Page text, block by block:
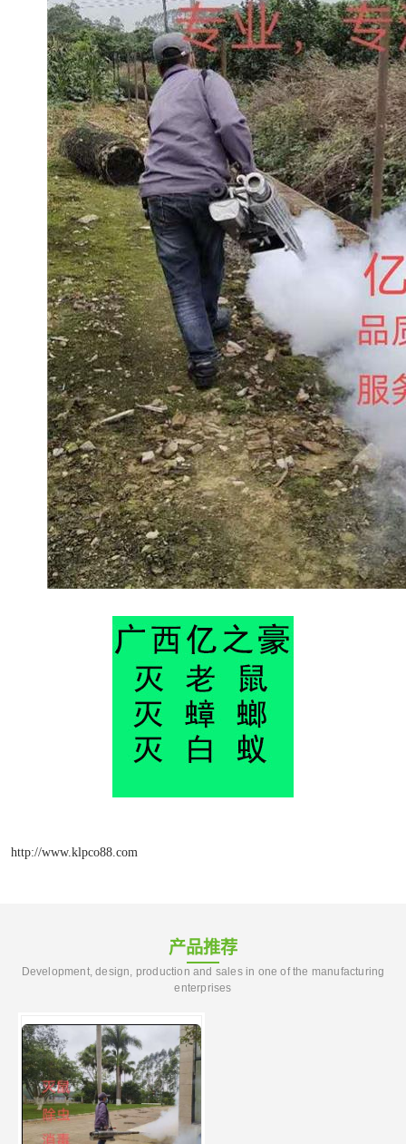
http://www.klpco88.com
产品推荐
Development, design, production and sales in one of the manufacturing
enterprises